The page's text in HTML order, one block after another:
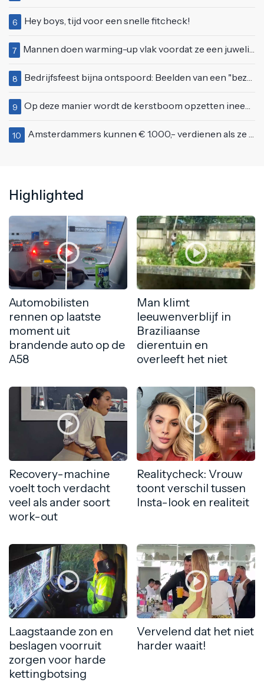
6 Hey boys, tijd voor een snelle fitcheck!
7 Mannen doen warming-up vlak voordat ze een juwelierszaak in Rhenen overvallen
8 Bedrijfsfeest bijna ontspoord: Beelden van een "bezopen Tino Martin" gaan viraal
9 Op deze manier wordt de kerstboom opzetten ineens een stuk leuker
10 Amsterdammers kunnen € 1.000,- verdienen als ze deze simpele vragen goed beantwoorden
Highlighted
Automobilisten
rennen op laatste
moment uit
brandende auto op de
A58
Man klimt
leeuwenverblijf in
Braziliaanse
dierentuin en
overleeft het niet
Recovery-machine
voelt toch verdacht
veel als ander soort
work-out
Realitycheck: Vrouw
toont verschil tussen
Insta-look en realiteit
Laagstaande zon en
beslagen voorruit
zorgen voor harde
kettingbotsing
Vervelend dat het niet
harder waait!